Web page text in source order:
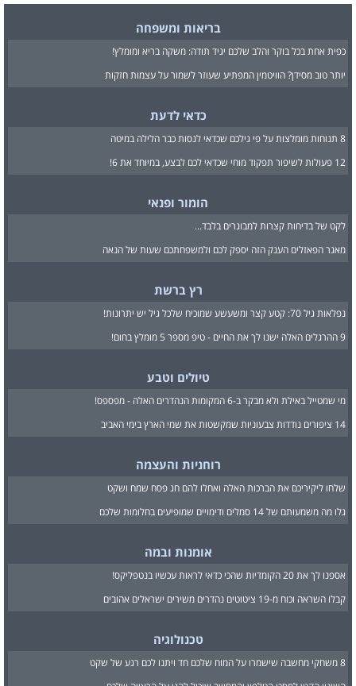
בריאות ומשפחה
כפית אחת בכל בוקר והלב שלכם יגיד תודה: משקה בריא ומומלץ!
יותר טוב מסידן? הוויטמין המפתיע שעוזר לשמור על עצמות חזקות
כדאי לדעת
8 תנוחות מומלצות על פי גילכם שכדאי לנסות כבר הלילה במיטה
12 פעולות לשיפור תפקוד מוחי שכדאי לכם לבצע, במיוחד את 6!
הומור ופנאי
לקט של בדיחות קצרות למבוגרים בלבד...
מאגר הפאזלים הענק הזה יספק לכם ולמשפחתכם שעות של הנאה
רץ ברשת
נפלאות גיל 70: קטע קצר ומשעשע שמוכיח שלכל גיל יש יתרונות!
9 ההרגלים האלה ישנו לך את החיים - טיפ מספר 5 מומלץ בחום!
טיולים וטבע
מי שמטייל באילת ולא מבקר ב-6 המקומות הנהדרים האלה - מפספס!
14 ציפורים נודדות צבעוניות שמקשטות את שמי הארץ בימי האביב
רוחניות והעצמה
שלחו ליקיריכם את הברכות האלה ואחלו להם חג פסח שמח ושקט
גלו מה משמעותם של 14 סמלים ודימויים שמופיעים בחלומות שלכם
אומנות ובמה
אספנו לך את 20 הקומדיות שהכי כדאי לראות עכשיו בנטפליקס!
קבלו השראה וכוח מ-19 ציטוטים נהדרים משירים ישראלים אהובים
טכנולוגיה
8 משחקי מחשבה שישמרו על המוח שלכם חד ויתנו לכם רגע של שקט